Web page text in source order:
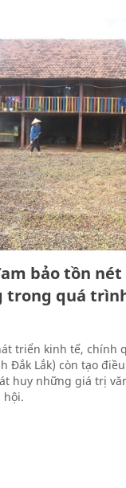
bảo tồn
trong quá
triển kinh tế, chính
Đắk Lắk) còn tạo
huy những giá trị
hội.